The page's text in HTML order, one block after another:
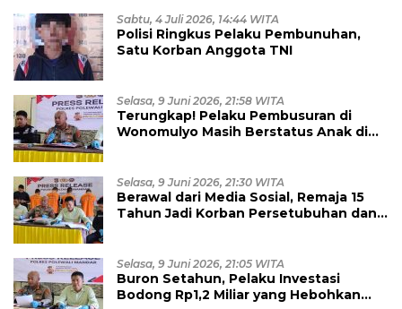
Sabtu, 4 Juli 2026, 14:44 WITA
Polisi Ringkus Pelaku Pembunuhan,
Satu Korban Anggota TNI
Selasa, 9 Juni 2026, 21:58 WITA
Terungkap! Pelaku Pembusuran di
Wonomulyo Masih Berstatus Anak di
Selasa, 9 Juni 2026, 21:30 WITA
Berawal dari Media Sosial, Remaja 15
Tahun Jadi Korban Persetubuhan dan
Selasa, 9 Juni 2026, 21:05 WITA
Buron Setahun, Pelaku Investasi
Bodong Rp1,2 Miliar yang Hebohkan